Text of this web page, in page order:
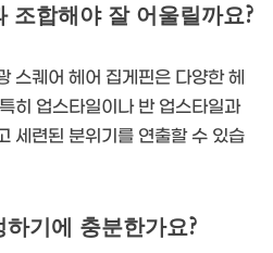
조합해야 잘 어울릴까요?
스퀘어 헤어 집게핀은 다양한 헤
히 업스타일이나 반 업스타일과
세련된 분위기를 연출할 수 있습
기에 충분한가요?